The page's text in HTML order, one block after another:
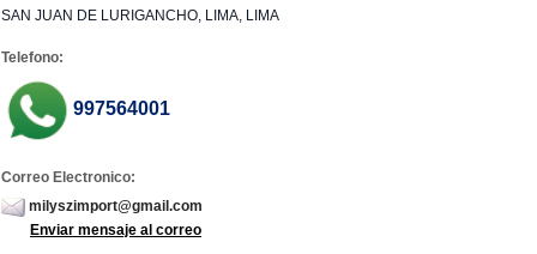
SAN JUAN DE LURIGANCHO, LIMA, LIMA
Telefono:
997564001
Correo Electronico:
milyszimport@gmail.com
Enviar mensaje al correo